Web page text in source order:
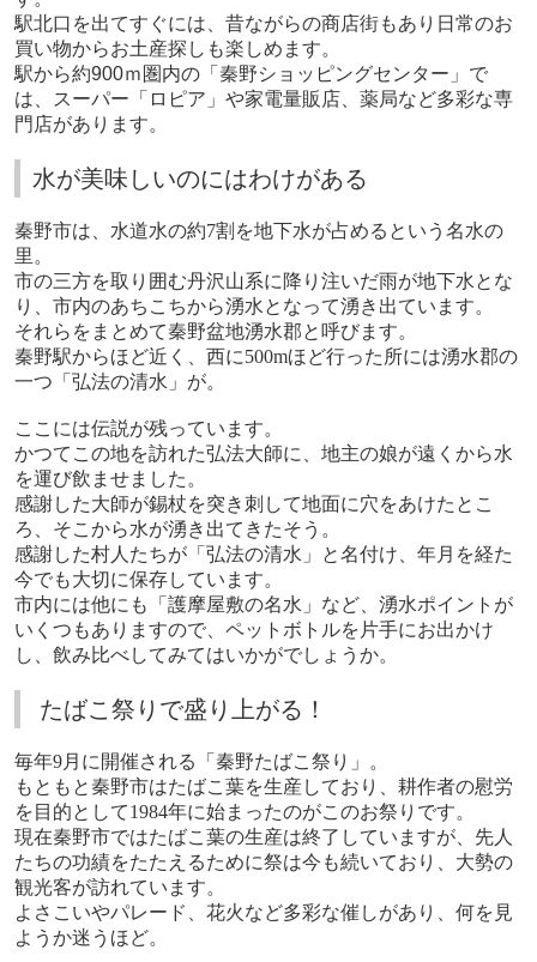
駅北口を出てすぐには、昔ながらの商店街もあり日常のお
買い物からお土産探しも楽しめます。
駅から約900ｍ圏内の「秦野ショッピングセンター」で
は、スーパー「ロピア」や家電量販店、薬局など多彩な専
門店があります。
水が美味しいのにはわけがある
秦野市は、水道水の約7割を地下水が占めるという名水の
里。
市の三方を取り囲む丹沢山系に降り注いだ雨が地下水とな
り、市内のあちこちから湧水となって湧き出ています。
それらをまとめて秦野盆地湧水郡と呼びます。
秦野駅からほど近く、西に500mほど行った所には湧水郡の
一つ「弘法の清水」が。
ここには伝説が残っています。
かつてこの地を訪れた弘法大師に、地主の娘が遠くから水
を運び飲ませました。
感謝した大師が錫杖を突き刺して地面に穴をあけたとこ
ろ、そこから水が湧き出てきたそう。
感謝した村人たちが「弘法の清水」と名付け、年月を経た
今でも大切に保存しています。
市内には他にも「護摩屋敷の名水」など、湧水ポイントが
いくつもありますので、ペットボトルを片手にお出かけ
し、飲み比べしてみてはいかがでしょうか。
たばこ祭りで盛り上がる！
毎年9月に開催される「秦野たばこ祭り」。
もともと秦野市はたばこ葉を生産しており、耕作者の慰労
を目的として1984年に始まったのがこのお祭りです。
現在秦野市ではたばこ葉の生産は終了していますが、先人
たちの功績をたたえるために祭は今も続いており、大勢の
観光客が訪れています。
よさこいやパレード、花火など多彩な催しがあり
、何を見
ようか迷うほど。